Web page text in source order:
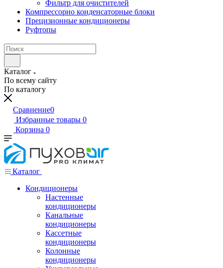
Фильтр для очистителей
Компрессорно конденсаторные блоки
Прецизионные кондиционеры
Руфтопы
Каталог
По всему сайту
По каталогу
Сравнение0
Избранные товары 0
Корзина 0
Каталог
Кондиционеры
Настенные
кондиционеры
Канальные
кондиционеры
Кассетные
кондиционеры
Колонные
кондиционеры